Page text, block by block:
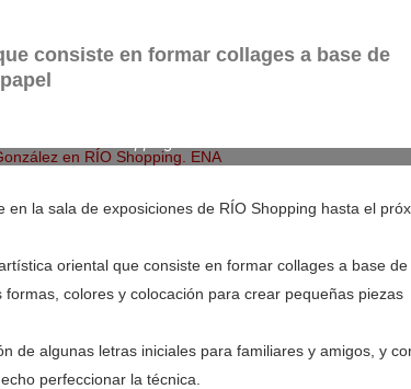
consiste en formar collages a base de
la sala de exposiciones de RÍO Shopping hasta el
oriental que consiste en formar collages a base
colores y colocación para crear pequeñas piezas
de algunas letras iniciales para familiares y amigos, y
perfeccionar la técnica.